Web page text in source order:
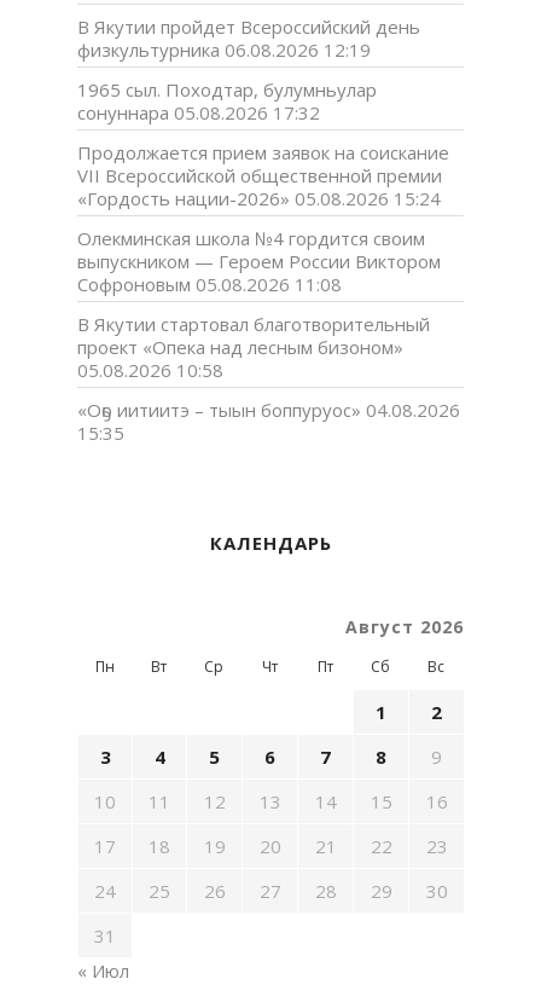
В Якутии пройдет Всероссийский день
физкультурника 06.08.2026 12:19
1965 сыл. Походтар, булумньулар
сонуннара 05.08.2026 17:32
Продолжается прием заявок на соискание
VII Всероссийской общественной премии
«Гордость нации-2026» 05.08.2026 15:24
Олекминская школа №4 гордится своим
выпускником — Героем России Виктором
Софроновым 05.08.2026 11:08
В Якутии стартовал благотворительный
проект «Опека над лесным бизоном»
05.08.2026 10:58
«Оҕо иитиитэ – тыын боппуруос» 04.08.2026
15:35
КАЛЕНДАРЬ
Август 2026
Пн Вт Ср Чт Пт Сб Вс
1
2
3
4 5 6 7 8
9
10
11 12 13 14 15
16
17
18 19 20 21 22
23
24
25 26 27 28 29
30
31
« Июл